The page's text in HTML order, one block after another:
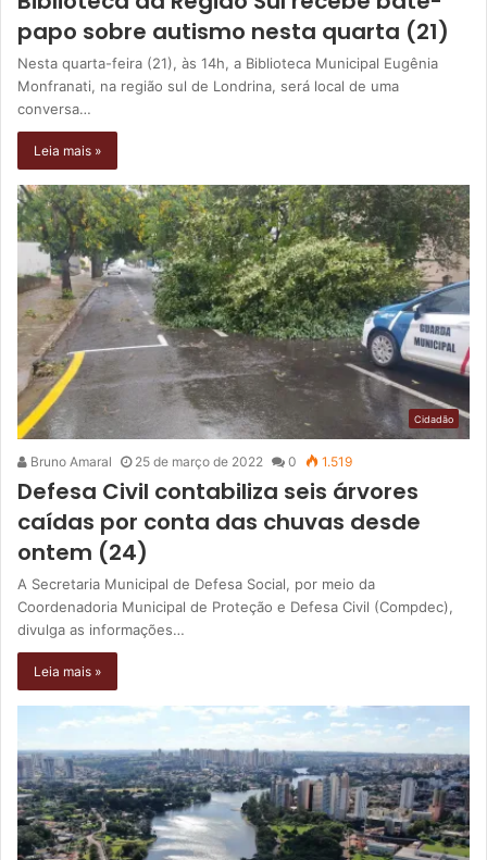
papo sobre autismo nesta quarta (21)
Nesta quarta-feira (21), às 14h, a Biblioteca Municipal Eugênia
Monfranati, na região sul de Londrina, será local de uma
conversa…
Leia mais »
Cidadão
Bruno Amaral 25 de março de 2022 0 1.519
Defesa Civil contabiliza seis árvores
caídas por conta das chuvas desde
ontem (24)
A Secretaria Municipal de Defesa Social, por meio da
Coordenadoria Municipal de Proteção e Defesa Civil (Compdec),
divulga as informações…
Leia mais »